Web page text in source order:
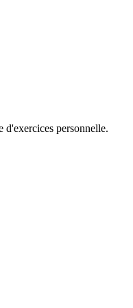
d'exercices personnelle.